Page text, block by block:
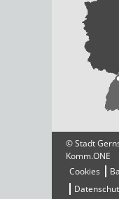
© Stadt
Komm.ONE
Cookies